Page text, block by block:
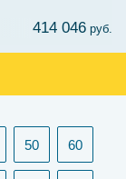
414 046 руб.
50 60